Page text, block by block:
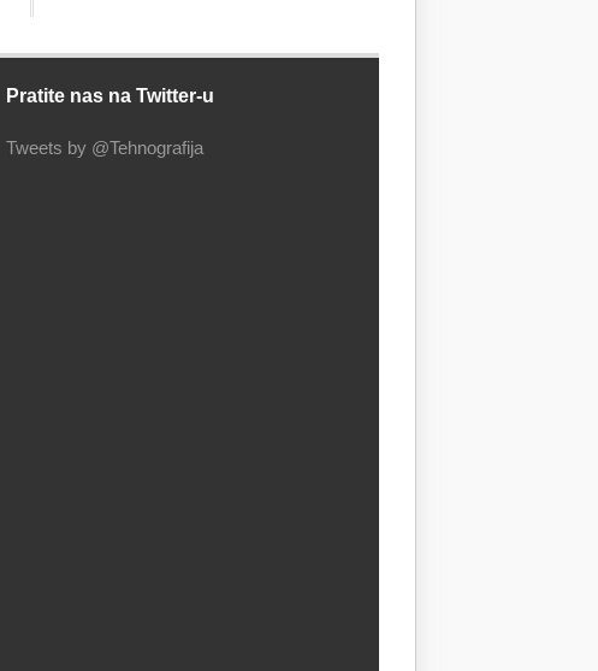
Pratite nas na Twitter-u
Tweets by @Tehnografija